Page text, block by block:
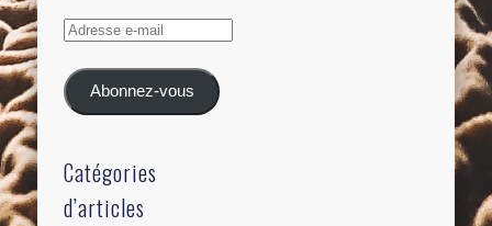
Adresse
mail
Abonnez-vous
Catégories
d’articles